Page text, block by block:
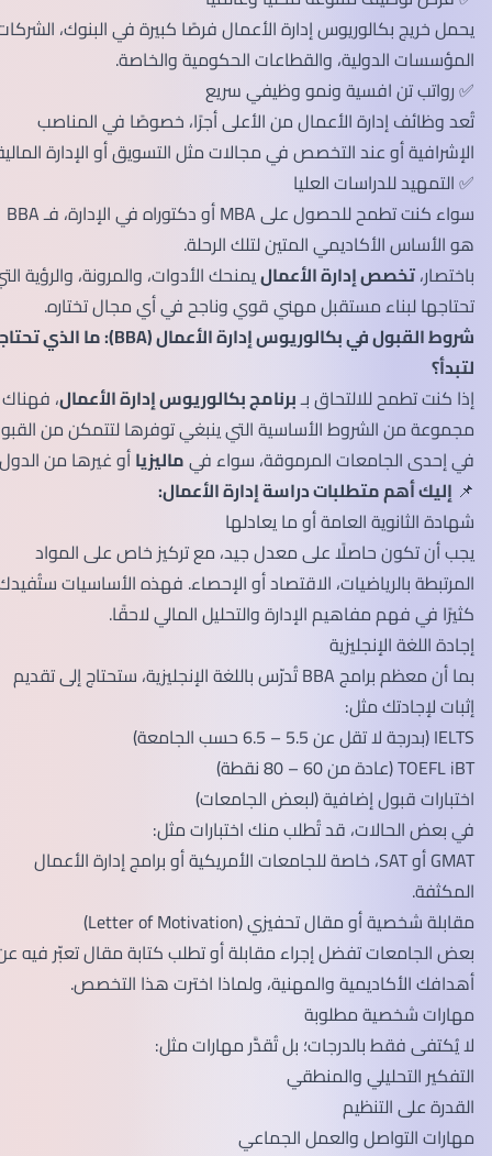
يحمل خريج بكالوريوس إدارة الأعمال فرصًا كبيرة في البنوك، الشركات،
المؤسسات الدولية، والقطاعات الحكومية والخاصة.
✅ رواتب تن افسية ونمو وظيفي سريع
تُعد وظائف إدارة الأعمال من الأعلى أجرًا، خصوصًا في المناصب
الإشرافية أو عند التخصص في مجالات مثل التسويق أو الإدارة المالية.
✅ التمهيد للدراسات العليا
سواء كنت تطمح للحصول على MBA أو دكتوراه في الإدارة، فـ BBA
هو الأساس الأكاديمي المتين لتلك الرحلة.
باختصار،تخصص إدارة الأعماليمنحك الأدوات، والمرونة، والرؤية التي
تحتاجها لبناء مستقبل مهني قوي وناجح في أي مجال تختاره.
شروط القبول في بكالوريوس إدارة الأعمال (BBA): ما الذي تحتاجه
لتبدأ؟
إذا كنت تطمح للالتحاق بـبرنامج بكالوريوس إدارة الأعمال، فهناك
مجموعة من الشروط الأساسية التي ينبغي توفرها لتتمكن من القبول
في إحدى الجامعات المرموقة، سواء فيماليزياأو غيرها من الدول.
📌إليك أهم متطلبات دراسة إدارة الأعمال:
شهادة الثانوية العامة أو ما يعادلها
يجب أن تكون حاصلًا على معدل جيد، مع تركيز خاص على المواد
المرتبطة بالرياضيات، الاقتصاد أو الإحصاء. فهذه الأساسيات ستُفيدك
كثيرًا في فهم مفاهيم الإدارة والتحليل المالي لاحقًا.
إجادة اللغة الإنجليزية
بما أن معظم برامج BBA تُدرّس باللغة الإنجليزية، ستحتاج إلى تقديم
إثبات لإجادتك مثل:
IELTS (بدرجة لا تقل عن 5.5 – 6.5 حسب الجامعة)
TOEFL iBT (عادة من 60 – 80 نقطة)
اختبارات قبول إضافية (لبعض الجامعات)
في بعض الحالات، قد تُطلب منك اختبارات مثل:
GMAT أو SAT، خاصة للجامعات الأمريكية أو برامج إدارة الأعمال
المكثفة.
مقابلة شخصية أو مقال تحفيزي (Letter of Motivation)
بعض الجامعات تفضل إجراء مقابلة أو تطلب كتابة مقال تعبّر فيه عن
أهدافك الأكاديمية والمهنية، ولماذا اخترت هذا التخصص.
مهارات شخصية مطلوبة
لا يُكتفى فقط بالدرجات؛ بل تُقدَّر مهارات مثل:
التفكير التحليلي والمنطقي
القدرة على التنظيم
مهارات التواصل والعمل الجماعي